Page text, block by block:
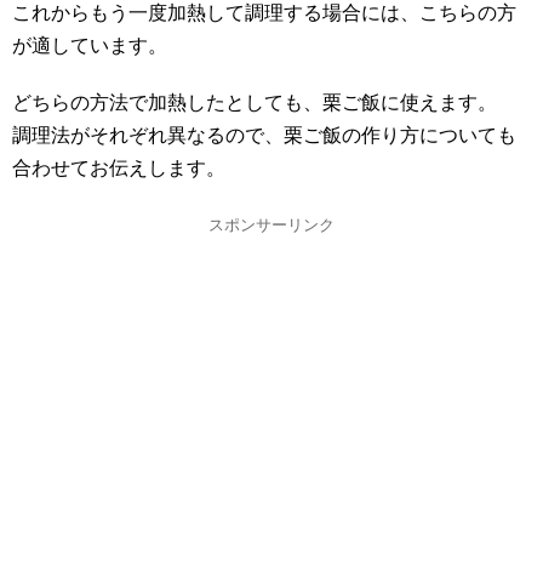
これからもう一度加熱して調理する場合には、こちらの方
が適しています。
どちらの方法で加熱したとしても、栗ご飯に使えます。
調理法がそれぞれ異なるので、栗ご飯の作り方についても
合わせてお伝えします。
スポンサーリンク